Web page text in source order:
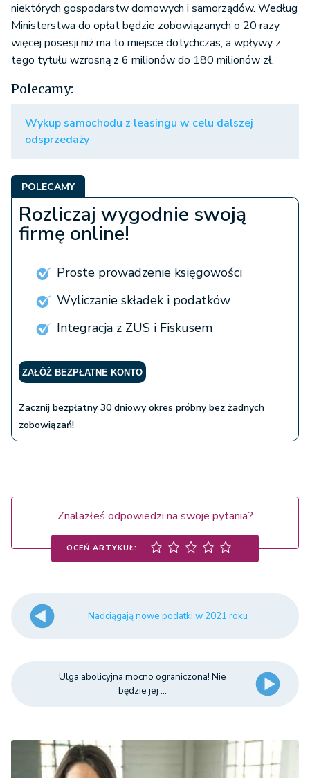
niektórych gospodarstw domowych i samorządów. Według
Ministerstwa do opłat będzie zobowiązanych o 20 razy
więcej posesji niż ma to miejsce dotychczas, a wpływy z
tego tytułu wzrosną z 6 milionów do 180 milionów zł.
Polecamy:
Wykup samochodu z leasingu w celu dalszej
odsprzedaży
POLECAMY
Rozliczaj wygodnie swoją
firmę online!
Proste prowadzenie księgowości
Wyliczanie składek i podatków
Integracja z ZUS i Fiskusem
ZAŁÓŻ BEZPŁATNE KONTO
Zacznij bezpłatny 30 dniowy okres próbny bez żadnych
zobowiązań!
Znalazłeś odpowiedzi na swoje pytania?
OCEŃ ARTYKUŁ:
Nadciągają nowe podatki w 2021 roku
Ulga abolicyjna mocno ograniczona! Nie
będzie jej ...